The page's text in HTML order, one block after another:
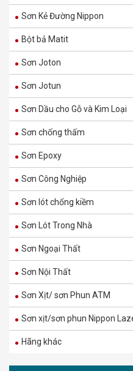
Sơn Kẻ Đường Nippon
Bột bả Matit
Sơn Joton
Sơn Jotun
Sơn Dầu cho Gỗ và Kim Loại
Sơn chống thấm
Sơn Epoxy
Sơn Công Nghiệp
Sơn lót chống kiềm
Sơn Lót Trong Nhà
Sơn Ngoại Thất
Sơn Nội Thất
Sơn Xịt/ sơn Phun ATM
Sơn xịt/sơn phun Nippon
Hãng khác
Sơn Nội
Mờ – 5L
485.000 ₫
NGOÀI
1.330.000
2.220.000 ₫
M60 –
1.270.000 ₫
2.114.000
860.000 ₫